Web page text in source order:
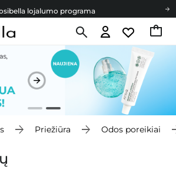
lojalumo programa
pristatymas nuo 40,00 €
lojalumo programa
pristatymas nuo 40,00 €
Dovanų Kortelės
Priežiūra Odos poreikiai